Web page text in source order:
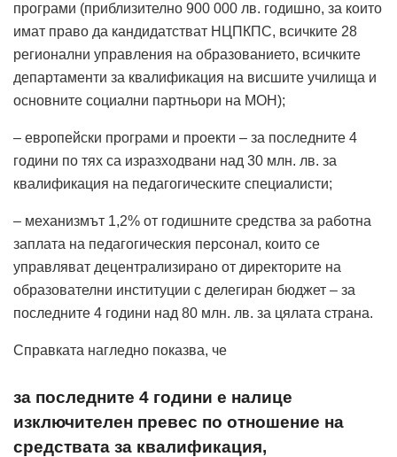
програми (приблизително 900 000 лв. годишно, за които
имат право да кандидатстват НЦПКПС, всичките 28
регионални управления на образованието, всичките
департаменти за квалификация на висшите училища и
основните социални партньори на МОН);
– европейски програми и проекти – за последните 4
години по тях са изразходвани над 30 млн. лв. за
квалификация на педагогическите специалисти;
– механизмът 1,2% от годишните средства за работна
заплата на педагогическия персонал, които се
управляват децентрализирано от директорите на
образователни институции с делегиран бюджет – за
последните 4 години над 80 млн. лв. за цялата страна.
Справката нагледно показва, че
за последните 4 години е налице
изключителен превес по отношение на
средствата за квалификация,